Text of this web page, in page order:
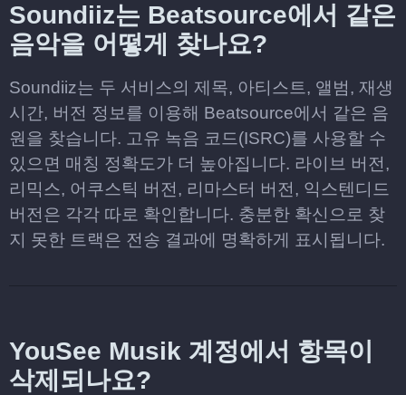
Soundiiz는 Beatsource에서 같은
음악을 어떻게 찾나요?
Soundiiz는 두 서비스의 제목, 아티스트, 앨범, 재생
시간, 버전 정보를 이용해 Beatsource에서 같은 음
원을 찾습니다. 고유 녹음 코드(ISRC)를 사용할 수
있으면 매칭 정확도가 더 높아집니다. 라이브 버전,
리믹스, 어쿠스틱 버전, 리마스터 버전, 익스텐디드
버전은 각각 따로 확인합니다. 충분한 확신으로 찾
지 못한 트랙은 전송 결과에 명확하게 표시됩니다.
YouSee Musik 계정에서 항목이
삭제되나요?